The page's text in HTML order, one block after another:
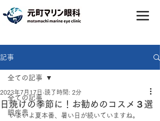
記事
全ての記事
眼疾患
全ての記事
日焼けの季節に！お勧めのコスメ３選
2023年7月17日 読了時間: 2分
いよいよ夏本番、暑い日が続いていますね。